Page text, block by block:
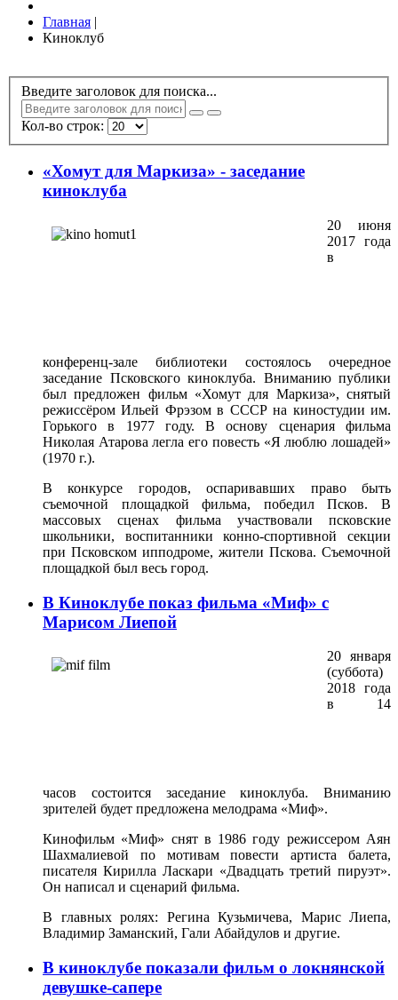
Главная |
Киноклуб
Введите заголовок для поиска...
Кол-во строк:
«Хомут для Маркиза» - заседание
киноклуба
20 июня
2017 года
в
конференц-зале библиотеки состоялось очередное
заседание Псковского киноклуба. Вниманию публики
был предложен фильм «Хомут для Маркиза», снятый
режиссёром Ильей Фрэзом в СССР на киностудии им.
Горького в 1977 году. В основу сценария фильма
Николая Атарова легла его повесть «Я люблю лошадей»
(1970 г.).
В конкурсе городов, оспаривавших право быть
съемочной площадкой фильма, победил Псков. В
массовых сценах фильма участвовали псковские
школьники, воспитанники конно-спортивной секции
при Псковском ипподроме, жители Пскова. Съемочной
площадкой был весь город.
В Киноклубе показ фильма «Миф» с
Марисом Лиепой
20 января
(суббота)
2018 года
в 14
часов состоится заседание киноклуба. Вниманию
зрителей будет предложена мелодрама «Миф».
Кинофильм «Миф» снят в 1986 году режиссером Аян
Шахмалиевой по мотивам повести артиста балета,
писателя Кирилла Ласкари «Двадцать третий пируэт».
Он написал и сценарий фильма.
В главных ролях: Регина Кузьмичева, Марис Лиепа,
Владимир Заманский, Гали Абайдулов и другие.
В киноклубе показали фильм о локнянской
девушке-сапере